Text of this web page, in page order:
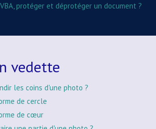
protéger et déprotéger un document ?
vedette
les coins d'une photo ?
de cercle
de cœur